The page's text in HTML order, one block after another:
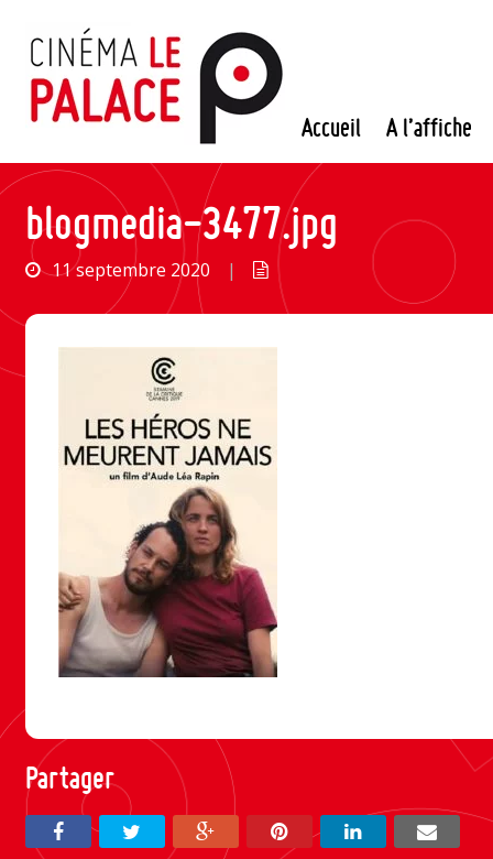
contenu
Accueil A l’affiche
blogmedia-3477.jpg
11 septembre 2020 |
Partager